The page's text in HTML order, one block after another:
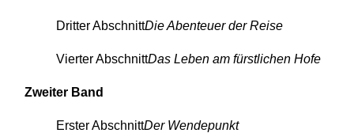
Dritter AbschnittDie Abenteuer der Reise
Vierter AbschnittDas Leben am fürstlichen Hofe
Zweiter Band
Erster AbschnittDer Wendepunkt